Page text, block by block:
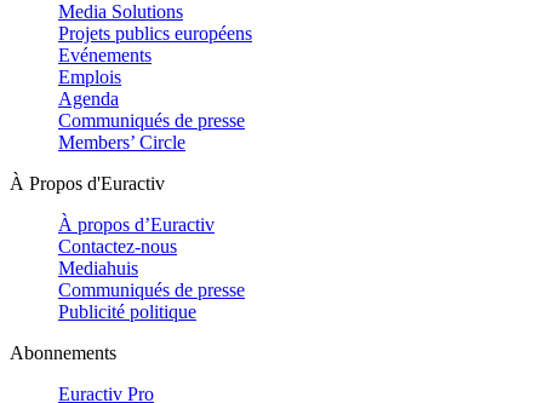
Media Solutions
Projets publics européens
Evénements
Emplois
Agenda
Communiqués de presse
Members’ Circle
À Propos d'Euractiv
À propos d’Euractiv
Contactez-nous
Mediahuis
Communiqués de presse
Publicité politique
Abonnements
Euractiv Pro